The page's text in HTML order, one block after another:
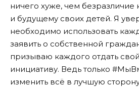
ничего хуже, чем
и будущему своих детей. Я
необходимо использовать
заявить о собственной
призываю каждого отдать
инициативу. Ведь только
изменить всё в лучшую